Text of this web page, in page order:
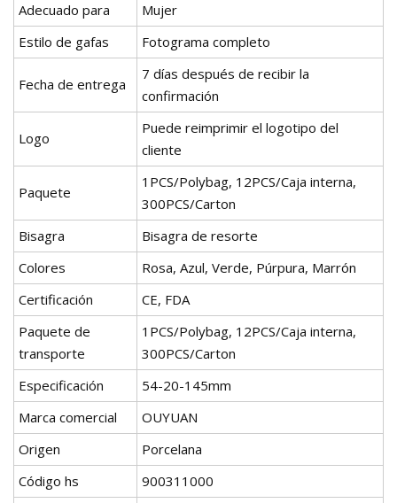
Adecuado para
Mujer
Estilo de gafas
Fotograma completo
Fecha de entrega
7 días después de recibir la
confirmación
Logo
Puede reimprimir el logotipo del
cliente
Paquete
1PCS/Polybag, 12PCS/Caja interna,
300PCS/Carton
Bisagra
Bisagra de resorte
Colores
Rosa, Azul, Verde, Púrpura, Marrón
Certificación
CE, FDA
Paquete de
transporte
1PCS/Polybag, 12PCS/Caja interna,
300PCS/Carton
Especificación
54-20-145mm
Marca comercial
OUYUAN
Origen
Porcelana
Código hs
900311000